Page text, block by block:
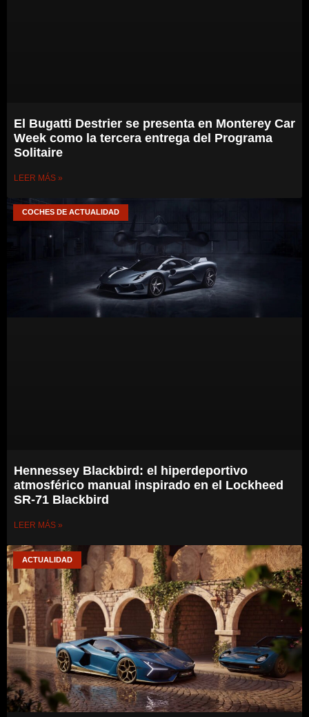
El Bugatti Destrier se presenta en Monterey Car
Week como la tercera entrega del Programa
Solitaire
LEER MÁS »
COCHES DE ACTUALIDAD
Hennessey Blackbird: el hiperdeportivo
atmosférico manual inspirado en el Lockheed
SR-71 Blackbird
LEER MÁS »
ACTUALIDAD